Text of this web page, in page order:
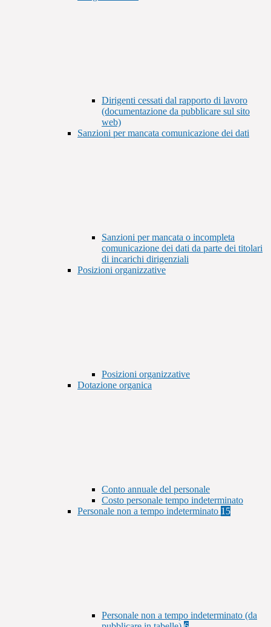
Dirigenti cessati dal rapporto di lavoro
(documentazione da pubblicare sul sito
web)
Sanzioni per mancata comunicazione dei dati
Sanzioni per mancata o incompleta
comunicazione dei dati da parte dei titolari
di incarichi dirigenziali
Posizioni organizzative
Posizioni organizzative
Dotazione organica
Conto annuale del personale
Costo personale tempo indeterminato
Personale non a tempo indeterminato 15
Personale non a tempo indeterminato (da